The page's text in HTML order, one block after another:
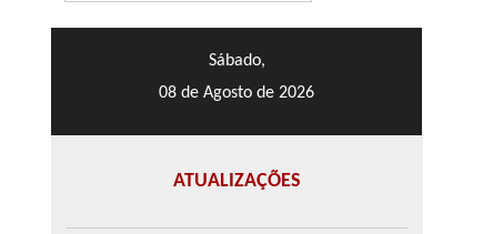
Sábado,
08 de Agosto de 2026
ATUALIZAÇÕES